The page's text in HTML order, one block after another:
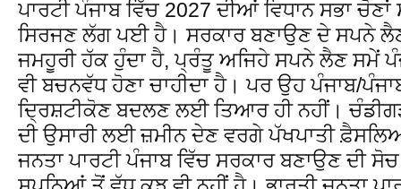
ਪਾਰਟੀ ਪੰਜਾਬ ਵਿੱਚ 2027 ਦੀਆਂ ਵਿਧਾਨ ਸਭਾ
ਸਿਰਜਣ ਲੱਗ ਪਈ ਹੈ। ਸਰਕਾਰ ਬਣਾਉਣ ਦੇ ਸਪਨੇ
ਜਮਹੂਰੀ ਹੱਕ ਹੁੰਦਾ ਹੈ, ਪ੍ਰੰਤੂ ਅਜਿਹੇ ਸਪਨੇ ਲੈਣ ਸਮੇਂ
ਵੀ ਬਚਨਵੱਧ ਹੋਣਾ ਚਾਹੀਦਾ ਹੈ। ਪਰ ਉਹ ਪੰਜਾਬ/
ਦ੍ਰਿਸ਼ਟੀਕੋਣ ਬਦਲਣ ਲਈ ਤਿਆਰ ਹੀ ਨਹੀਂ।
ਦੀ ਉਸਾਰੀ ਲਈ ਜ਼ਮੀਨ ਦੇਣ ਵਰਗੇ ਪੱਖਪਾਤੀ
ਜਨਤਾ ਪਾਰਟੀ ਪੰਜਾਬ ਵਿੱਚ ਸਰਕਾਰ ਬਣਾਉਣ ਦੀ